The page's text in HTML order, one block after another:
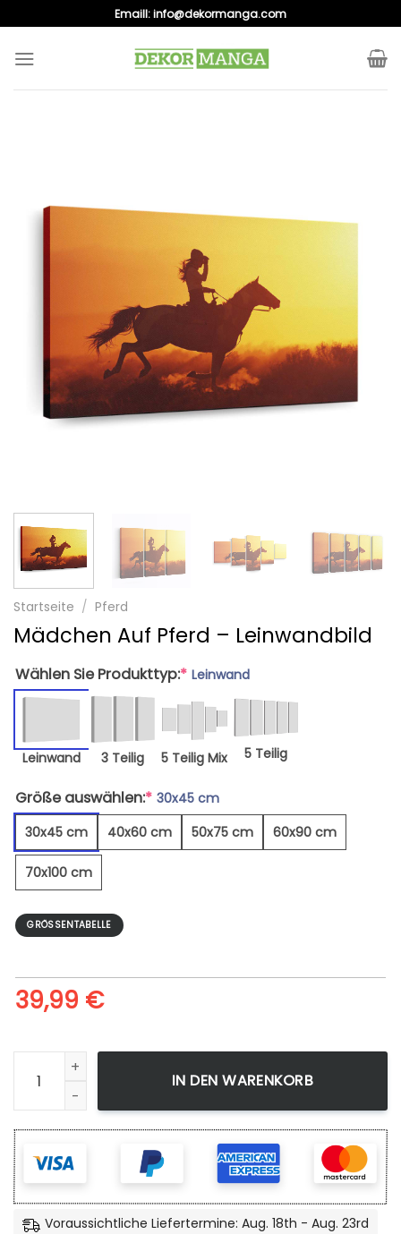
to
content
Emaill:info@dekormanga.com
Startseite / Pferd
Mädchen Auf Pferd – Leinwandbild
Wählen Sie Produkttyp:* Leinwand
Leinwand 3 Teilig 5 Teilig Mix 5 Teilig
Größe auswählen:* 30x45 cm
30x45 cm
40x60 cm 50x75 cm 60x90 cm
70x100 cm
GRÖSSENTABELLE
39,99 €
Mädchen Auf Pferd - Leinwandbild Menge
IN DEN WARENKORB
Voraussichtliche Liefertermine: Aug. 18th - Aug. 23rd